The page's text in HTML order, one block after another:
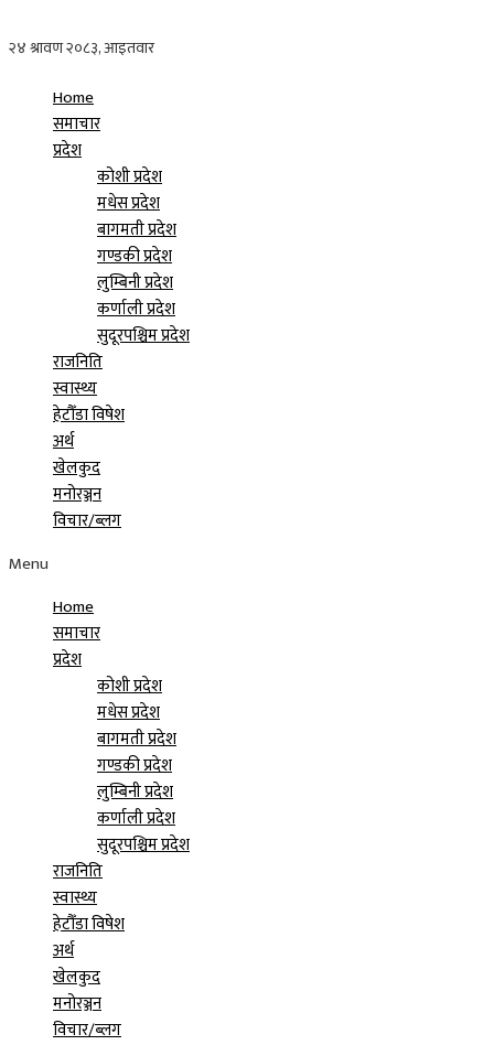
Home
समाचार
प्रदेश
कोशी प्रदेश
मधेस प्रदेश
बागमती प्रदेश
गण्डकी प्रदेश
लुम्बिनी प्रदेश
कर्णाली प्रदेश
सुदूरपश्चिम प्रदेश
राजनिति
स्वास्थ्य
हेटौँडा विषेश
अर्थ
खेलकुद
मनोरञ्जन
विचार/ब्लग
Menu
Home
समाचार
प्रदेश
कोशी प्रदेश
मधेस प्रदेश
बागमती प्रदेश
गण्डकी प्रदेश
लुम्बिनी प्रदेश
कर्णाली प्रदेश
सुदूरपश्चिम प्रदेश
राजनिति
स्वास्थ्य
हेटौँडा विषेश
अर्थ
खेलकुद
मनोरञ्जन
विचार/ब्लग